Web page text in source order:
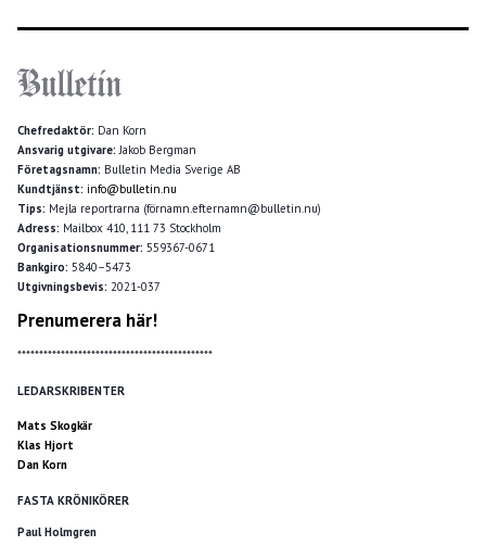
Chefredaktör: Dan Korn
Ansvarig utgivare: Jakob Bergman
Företagsnamn: Bulletin Media Sverige AB
Kundtjänst: info@bulletin.nu
Tips: Mejla reportrarna (förnamn.efternamn@bulletin.nu)
Adress: Mailbox 410, 111 73 Stockholm
Organisationsnummer: 559367-0671
Bankgiro: 5840–5473
Utgivningsbevis: 2021-037
Prenumerera här!
*********************************************
LEDARSKRIBENTER
Mats Skogkär
Klas Hjort
Dan Korn
FASTA KRÖNIKÖRER
Paul Holmgren